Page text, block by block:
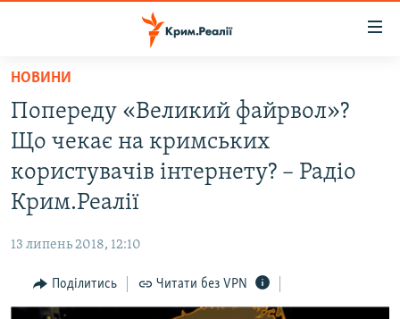
Перейти
основного
матеріалу
до
основної
Перейти
пошуку
ВОДА.КРИМ
ПОЛІТИКА
ІНТЕРВ'Ю
НОВИНИ
Попереду «Великий файрвол»?
Що чекає на кримських
користувачів інтернету? – Радіо
Крим.Реалії
13 липень 2018, 12:10
Поділитись Читати без VPN